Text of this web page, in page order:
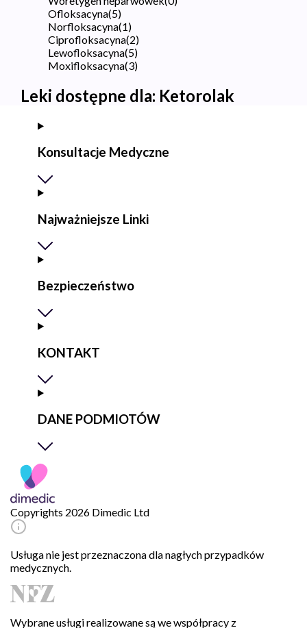
Ofloksacyna(5)
Norfloksacyna(1)
Ciprofloksacyna(2)
Lewofloksacyna(5)
Moxifloksacyna(3)
Leki dostępne dla: Ketorolak
Konsultacje Medyczne
Najważniejsze Linki
Bezpieczeństwo
KONTAKT
DANE PODMIOTÓW
Copyrights 2026 Dimedic Ltd
Usługa nie jest przeznaczona dla nagłych przypadków
medycznych.
Wybrane usługi realizowane są we współpracy z